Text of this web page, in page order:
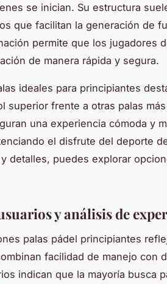
se inician. Su estructura
que facilitan la generación de
permite que los jugadores
de manera rápida y segura.
ideales para principiantes
superior frente a otras palas
una experiencia cómoda y
el disfrute del deporte
y detalles, puedes explorar
y análisis de
palas pádel principiantes
facilidad de manejo con
indican que la mayoría busca